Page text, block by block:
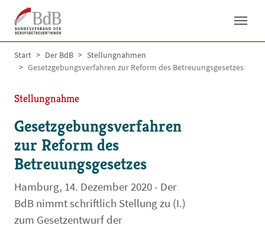
Skip to main navigation
Skip to main content
Skip to page footer
You are here:
Start Der BdB
Stellungnahmen
Gesetzgebungsverfahren zur Reform des Betreuungsgesetzes
Stellungnahme
Gesetzgebungsverfahren
zur Reform des
Betreuungsgesetzes
Hamburg, 14. Dezember 2020 - Der
BdB nimmt schriftlich Stellung zu (I.)
zum Gesetzentwurf der